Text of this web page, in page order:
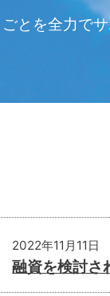
ごとを全力で
2022年11月11日
融資を検討さ